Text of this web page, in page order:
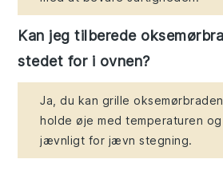
Kan jeg tilberede
stedet for i ovnen?
Ja, du kan grille
holde øje med temperaturen
jævnligt for jævn stegning.